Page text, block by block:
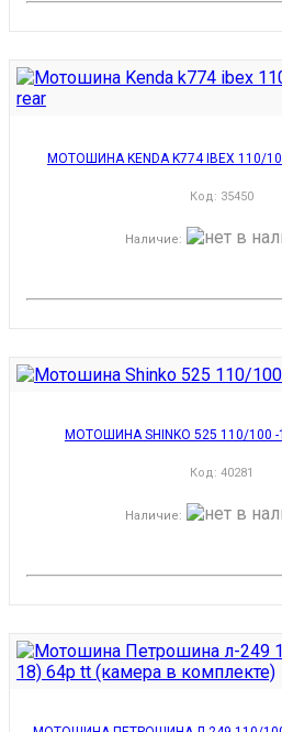
МОТОШИНА KENDA K774 IBEX 110/
Код: 35450
Наличие:
МОТОШИНА SHINKO 525 110/100 -
Код:40281
Наличие: